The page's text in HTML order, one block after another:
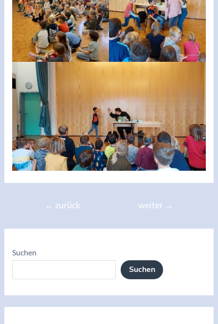
Beitragsnavigation
← zurück weiter →
Suchen
Suchen